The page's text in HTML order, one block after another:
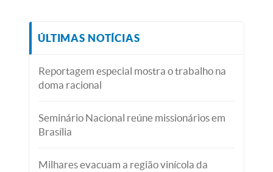
ÚLTIMAS NOTÍCIAS
Reportagem especial mostra o trabalho na
doma racional
Seminário Nacional reúne missionários em
Brasília
Milhares evacuam a região vinícola da